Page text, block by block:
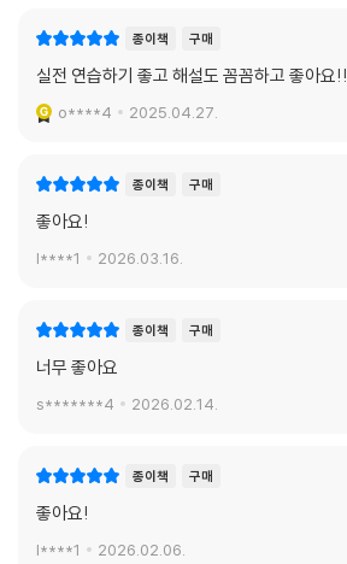
종이책 구매
실전 연습하기 좋고 해설도 꼼꼼하고 좋아요!!
o****4 2025.04.27.
종이책 구매
좋아요!
l****1 2026.03.16.
종이책 구매
너무 좋아요
s*******4 2026.02.14.
종이책 구매
좋아요!
l****1 2026.02.06.